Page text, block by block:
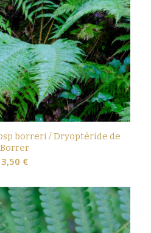
borreri / Dryoptéride de
Borrer
3,50 €